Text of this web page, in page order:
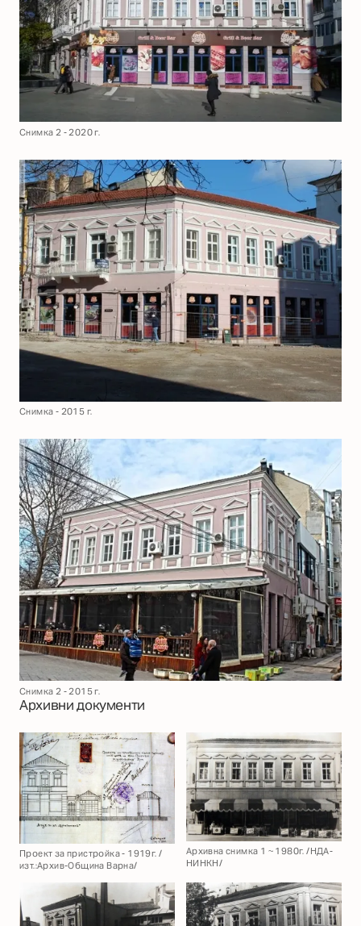
Снимка 2 - 2020 г.
Снимка - 2015 г.
Снимка 2 - 2015 г.
Архивни документи
Проект за пристройка - 1919г. /
изт.:Архив-Община Варна/
Архивна снимка 1 ~ 1980г. /НДА-
НИНКН/